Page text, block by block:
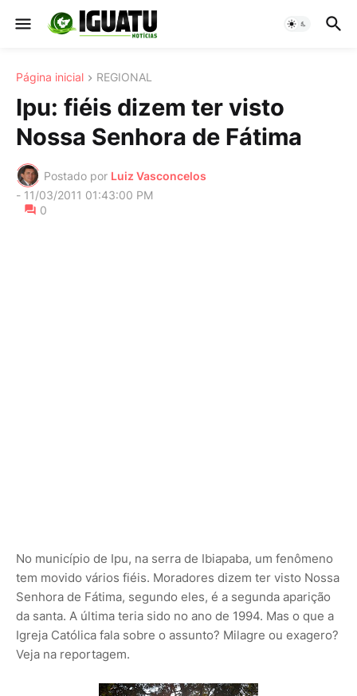
Página inicial REGIONAL
Ipu: fiéis dizem ter visto
Nossa Senhora de Fátima
Postado por Luiz Vasconcelos
- 11/03/2011 01:43:00 PM
0
No município de Ipu, na serra de Ibiapaba, um fenômeno
tem movido vários fiéis. Moradores dizem ter visto Nossa
Senhora de Fátima, segundo eles, é a segunda aparição
da santa. A última teria sido no ano de 1994. Mas o que a
Igreja Católica fala sobre o assunto? Milagre ou exagero?
Veja na reportagem.